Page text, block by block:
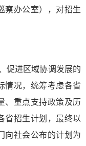
察办公室），对招生
促进区域协调发展的
情况，统筹考虑各省
、重点支持政策及历
省招生计划，最终以
向社会公布的计划为